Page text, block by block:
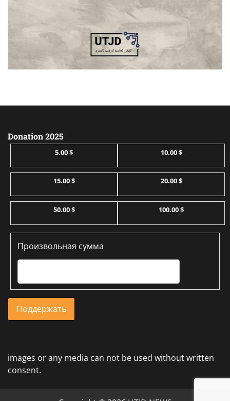
Donation 2025
5.00 $ 10.00 $
15.00 $ 20.00 $
50.00 $ 100.00 $
Произвольная сумма
Поддержать
images or any media can not be used without written
consent.